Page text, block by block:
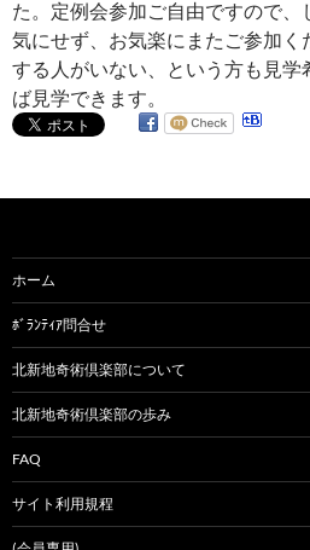
た。定例会参加ご自由ですので、
気にせず、お気楽にまたご参加く
する人がいない、という方も見
ば見学できます。
ホーム
ﾎﾞﾗﾝﾃｨｱ問合せ
北新地奇術倶楽部について
北新地奇術倶楽部の歩み
FAQ
サイト利用規程